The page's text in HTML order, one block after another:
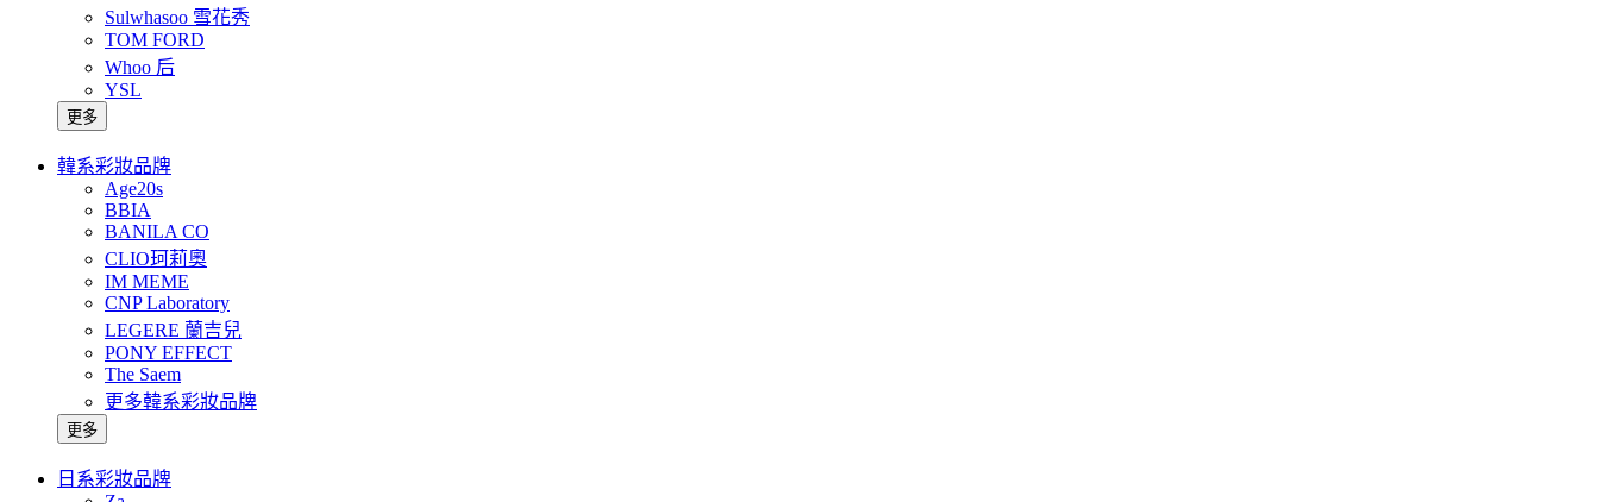
Sulwhasoo 雪花秀
TOM FORD
Whoo 后
YSL
更多
韓系彩妝品牌
Age20s
BBIA
BANILA CO
CLIO珂莉奧
IM MEME
CNP Laboratory
LEGERE 蘭吉兒
PONY EFFECT
The Saem
更多韓系彩妝品牌
更多
日系彩妝品牌